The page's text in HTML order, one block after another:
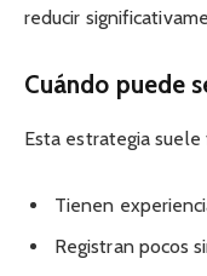
reducir
Cuándo puede
Esta estrategia
Tienen
Registran pocos